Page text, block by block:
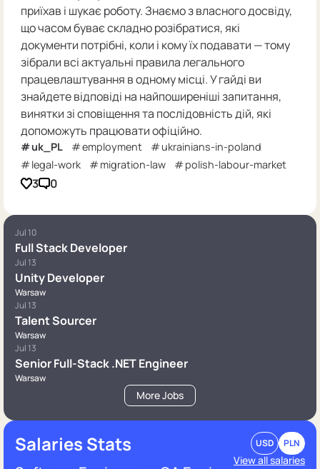
приїхав і шукає роботу. Знаємо з власного досвіду,
що часом буває складно розібратися, які
документи потрібні, коли і кому їх подавати — тому
зібрали всі актуальні правила легального
працевлаштування в одному місці. У гайді ви
знайдете відповіді на найпоширеніші запитання,
винятки зі сповіщення та послідовність дій, які
допоможуть працювати офіційно.
uk_PL employment
ukrainians-in-poland
legal-work
migration-law polish-labour-market
3 0
Jul 10
Full Stack Developer
Jul 13
Unity Developer
Warsaw
Jul 13
Talent Sourcer
Warsaw
Jul 13
Senior Full-Stack .NET Engineer
Warsaw
More Jobs
Salaries Stats USD PLN
View all salaries